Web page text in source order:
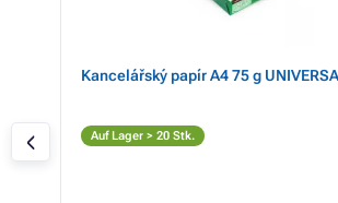
Kancelářský papír A4 75 g
Auf Lager > 20 Stk.